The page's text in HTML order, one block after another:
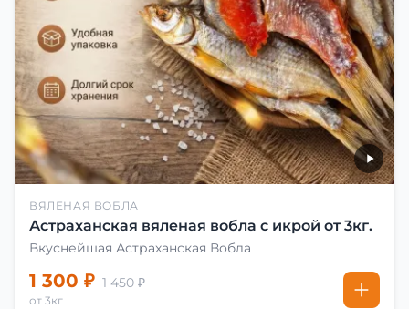
ВЯЛЕНАЯ ВОБЛА
Астраханская вяленая вобла с икрой от 3кг.
Вкуснейшая Астраханская Вобла
1 300 ₽ 1 450 ₽
от 3кг